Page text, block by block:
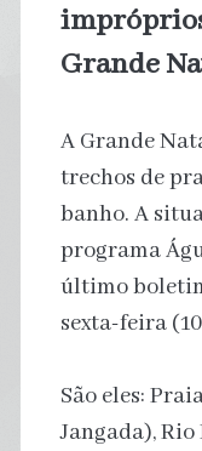
Grande
A Grande
trechos de
banho. A
programa
último
sexta-feira
São eles:
Jangada),